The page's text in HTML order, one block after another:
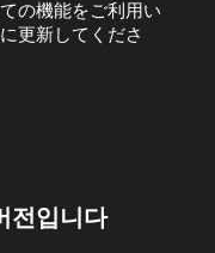
の機能をご利用い
更新してくださ
전입니다